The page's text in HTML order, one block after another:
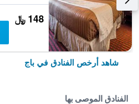
148 ﷼
شاهد أرخص الفنادق في باج
الفنادق الموصى بها